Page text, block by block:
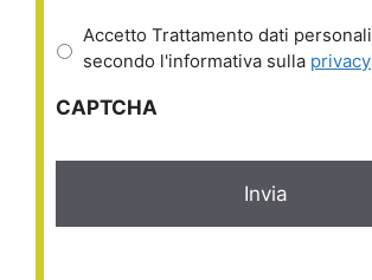
Accetto Trattamento dati personali
secondo l'informativa sulla privacy
CAPTCHA